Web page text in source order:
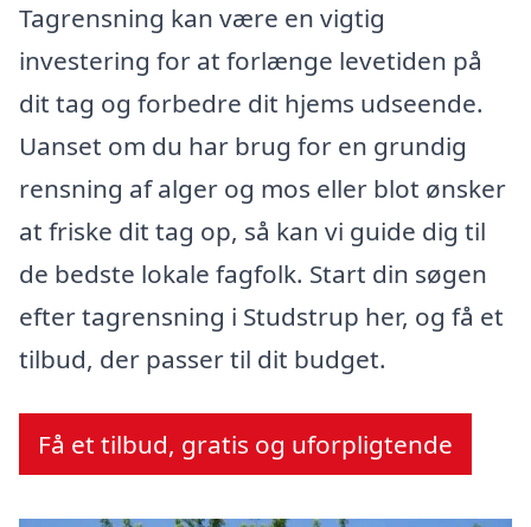
Tagrensning kan være en vigtig
investering for at forlænge levetiden på
dit tag og forbedre dit hjems udseende.
Uanset om du har brug for en grundig
rensning af alger og mos eller blot ønsker
at friske dit tag op, så kan vi guide dig til
de bedste lokale fagfolk. Start din søgen
efter tagrensning i Studstrup her, og få et
tilbud, der passer til dit budget.
Få et tilbud, gratis og uforpligtende